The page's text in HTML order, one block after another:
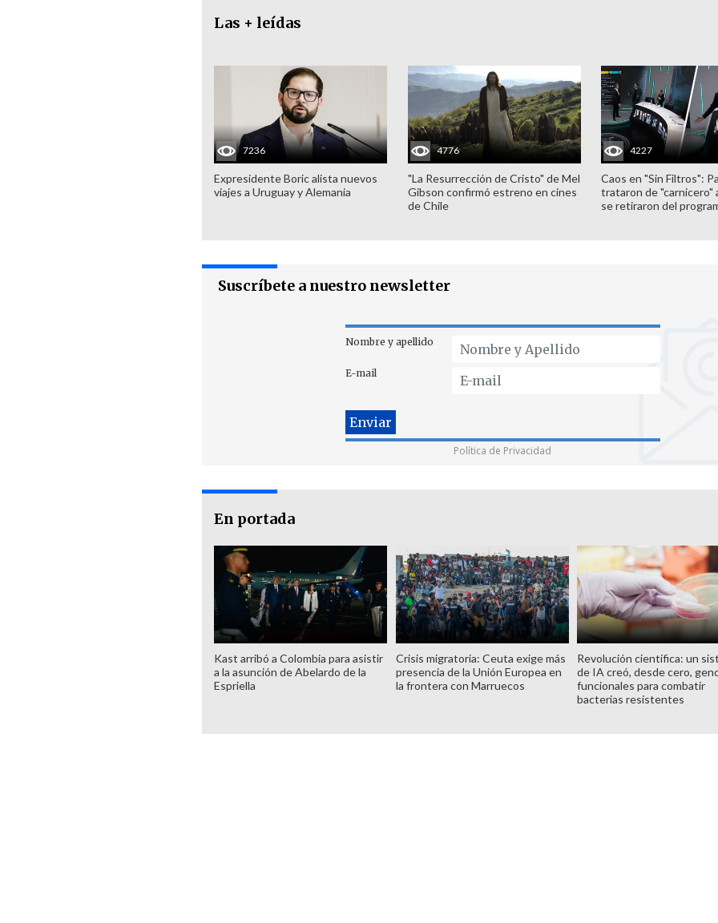
Las + leídas
7236
Expresidente Boric alista nuevos
viajes a Uruguay y Alemania
4776
"La Resurrección de Cristo" de Mel
Gibson confirmó estreno en cines
de Chile
4227
Caos en "Sin Filtros":
trataron de "carnicero"
se retiraron del
Suscríbete a nuestro newsletter
Nombre y apellido
E-mail
Política de Privacidad
En portada
Kast arribó a Colombia para asistir
a la asunción de Abelardo de la
Espriella
Crisis migratoria: Ceuta exige más
presencia de la Unión Europea en
la frontera con Marruecos
Revolución científica: un
de IA creó, desde cero,
funcionales para combatir
bacterias resistentes